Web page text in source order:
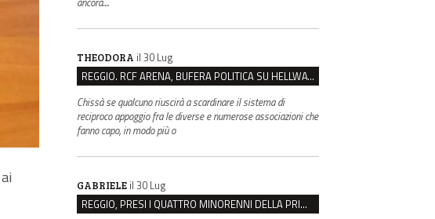
THEODORA il 30 Lug
REGGIO. RCF ARENA, BUFERA POLITICA SU HELLWATT FESTIVAL
Chissà se qualcuno riuscirà a scardinare il sistema di
reciproco appoggio fra le diverse e numerose associazioni che
fanno capo, in modo più o
GABRIELE il 30 Lug
REGGIO, PRESI I QUATTRO MINORENNI DELLA PRIMA RAPINA ALLA FARMACIA DI COVIOLO